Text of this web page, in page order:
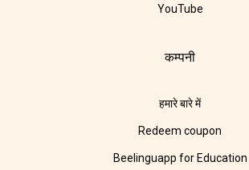
YouTube
कम्पनी
हमारे बारे में
Redeem coupon
Beelinguapp for Education